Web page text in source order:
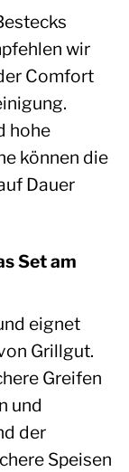
wir
Comfort
hohe
können die
Dauer
Set am
eignet
Grillgut.
Greifen
und
der
Speisen